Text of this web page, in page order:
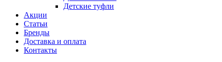
Детские туфли
Акции
Статьи
Бренды
Доставка и оплата
Контакты